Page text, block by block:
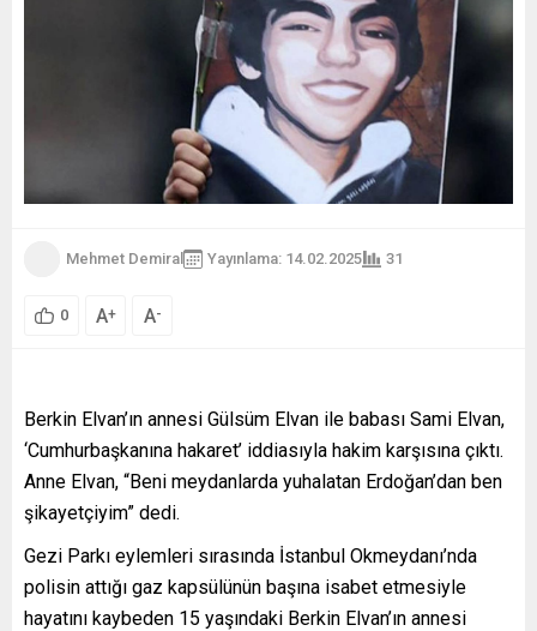
Mehmet Demiral Yayınlama: 14.02.2025 31
0 A+ A-
Berkin Elvan’ın annesi Gülsüm Elvan ile babası Sami Elvan,
‘Cumhurbaşkanına hakaret’ iddiasıyla hakim karşısına çıktı.
Anne Elvan, “Beni meydanlarda yuhalatan Erdoğan’dan ben
şikayetçiyim” dedi.
Gezi Parkı eylemleri sırasında İstanbul Okmeydanı’nda
polisin attığı gaz kapsülünün başına isabet etmesiyle
hayatını kaybeden 15 yaşındaki Berkin Elvan’ın annesi